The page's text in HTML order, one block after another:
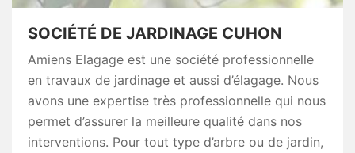
SOCIÉTÉ DE JARDINAGE CUHON
Amiens Elagage est une société professionnelle
en travaux de jardinage et aussi d’élagage. Nous
avons une expertise très professionnelle qui nous
permet d’assurer la meilleure qualité dans nos
interventions. Pour tout type d’arbre ou de jardin,